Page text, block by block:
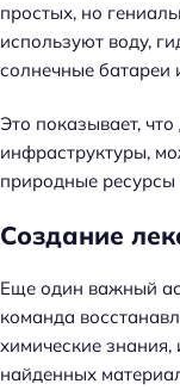
простых, но
используют воду,
солнечные батареи
Это показывает,
инфраструктуры,
природные ресурсы
Создание
Еще один важный
команда
химические
найденных
а